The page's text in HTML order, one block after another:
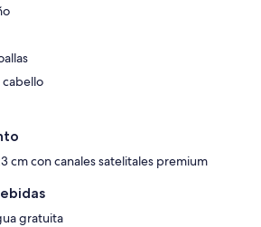
cabello
cm con canales satelitales premium
gratuita